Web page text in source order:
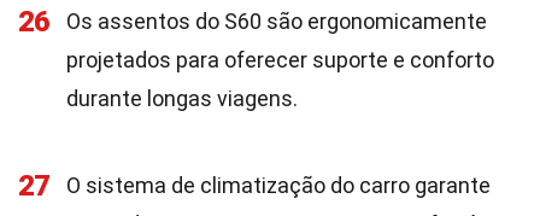
26
Os assentos do S60 são ergonomicamente
projetados para oferecer suporte e conforto
durante longas viagens.
27
O sistema de climatização do carro garante